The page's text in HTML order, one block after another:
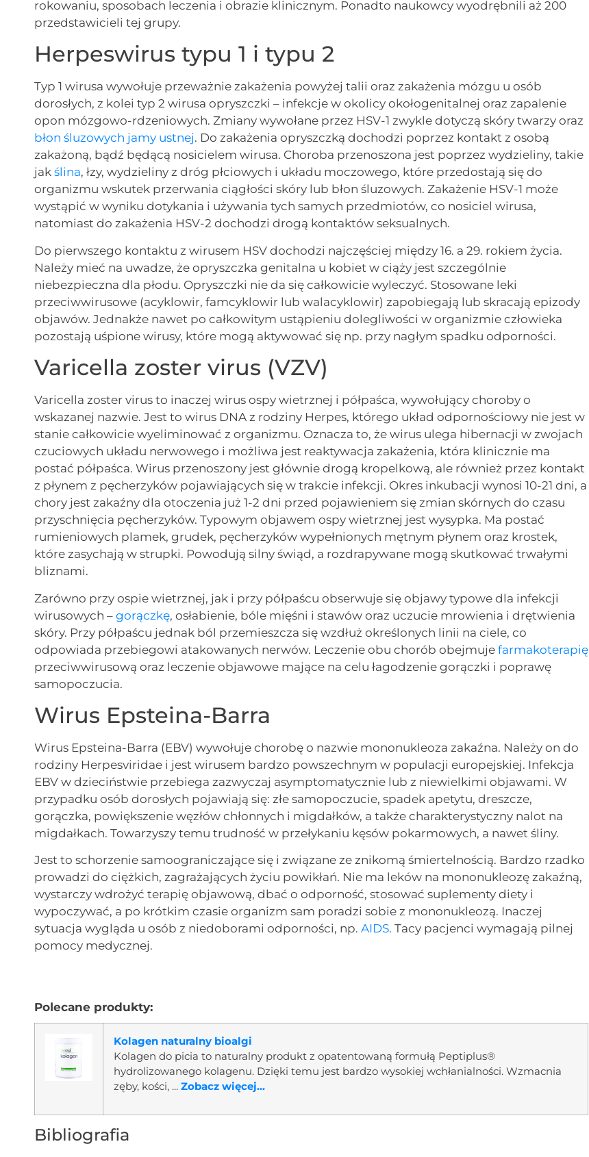
rokowaniu, sposobach leczenia i obrazie klinicznym. Ponadto naukowcy wyodrębnili aż 200
przedstawicieli tej grupy.
Herpeswirus typu 1 i typu 2
Typ 1 wirusa wywołuje przeważnie zakażenia powyżej talii oraz zakażenia mózgu u osób
dorosłych, z kolei typ 2 wirusa opryszczki – infekcje w okolicy okołogenitalnej oraz zapalenie
opon mózgowo-rdzeniowych. Zmiany wywołane przez HSV-1 zwykle dotyczą skóry twarzy oraz
błon śluzowych jamy ustnej. Do zakażenia opryszczką dochodzi poprzez kontakt z osobą
zakażoną, bądź będącą nosicielem wirusa. Choroba przenoszona jest poprzez wydzieliny, takie
jakślina, łzy, wydzieliny z dróg płciowych i układu moczowego, które przedostają się do
organizmu wskutek przerwania ciągłości skóry lub błon śluzowych. Zakażenie HSV-1 może
wystąpić w wyniku dotykania i używania tych samych przedmiotów, co nosiciel wirusa,
natomiast do zakażenia HSV-2 dochodzi drogą kontaktów seksualnych.
Do pierwszego kontaktu z wirusem HSV dochodzi najczęściej między 16. a 29. rokiem życia.
Należy mieć na uwadze, że opryszczka genitalna u kobiet w ciąży jest szczególnie
niebezpieczna dla płodu. Opryszczki nie da się całkowicie wyleczyć. Stosowane leki
przeciwwirusowe (acyklowir, famcyklowir lub walacyklowir) zapobiegają lub skracają epizody
objawów. Jednakże nawet po całkowitym ustąpieniu dolegliwości w organizmie człowieka
pozostają uśpione wirusy, które mogą aktywować się np. przy nagłym spadku odporności.
Varicella zoster virus (VZV)
Varicella zoster virus to inaczej wirus ospy wietrznej i półpaśca, wywołujący choroby o
wskazanej nazwie. Jest to wirus DNA z rodziny Herpes, którego układ odpornościowy nie jest w
stanie całkowicie wyeliminować z organizmu. Oznacza to, że wirus ulega hibernacji w zwojach
czuciowych układu nerwowego i możliwa jest reaktywacja zakażenia, która klinicznie ma
postać półpaśca. Wirus przenoszony jest głównie drogą kropelkową, ale również przez kontakt
z płynem z pęcherzyków pojawiających się w trakcie infekcji. Okres inkubacji wynosi 10-21 dni, a
chory jest zakaźny dla otoczenia już 1-2 dni przed pojawieniem się zmian skórnych do czasu
przyschnięcia pęcherzyków. Typowym objawem ospy wietrznej jest wysypka. Ma postać
rumieniowych plamek, grudek, pęcherzyków wypełnionych mętnym płynem oraz krostek,
które zasychają w strupki. Powodują silny świąd, a rozdrapywane mogą skutkować trwałymi
bliznami.
Zarówno przy ospie wietrznej, jak i przy półpaścu obserwuje się objawy typowe dla infekcji
wirusowych –gorączkę, osłabienie, bóle mięśni i stawów oraz uczucie mrowienia i drętwienia
skóry. Przy półpaścu jednak ból przemieszcza się wzdłuż określonych linii na ciele, co
odpowiada przebiegowi atakowanych nerwów. Leczenie obu chorób obejmujefarmakoterapię
przeciwwirusową oraz leczenie objawowe mające na celu łagodzenie gorączki i poprawę
samopoczucia.
Wirus Epsteina-Barra
Wirus Epsteina-Barra (EBV) wywołuje chorobę o nazwie mononukleoza zakaźna. Należy on do
rodziny Herpesviridae i jest wirusem bardzo powszechnym w populacji europejskiej. Infekcja
EBV w dzieciństwie przebiega zazwyczaj asymptomatycznie lub z niewielkimi objawami. W
przypadku osób dorosłych pojawiają się: złe samopoczucie, spadek apetytu, dreszcze,
gorączka, powiększenie węzłów chłonnych i migdałków, a także charakterystyczny nalot na
migdałkach. Towarzyszy temu trudność w przełykaniu kęsów pokarmowych, a nawet śliny.
Jest to schorzenie samoograniczające się i związane ze znikomą śmiertelnością. Bardzo rzadko
prowadzi do ciężkich, zagrażających życiu powikłań. Nie ma leków na mononukleozę zakaźną,
wystarczy wdrożyć terapię objawową, dbać o odporność, stosować suplementy diety i
wypoczywać, a po krótkim czasie organizm sam poradzi sobie z mononukleozą. Inaczej
sytuacja wygląda u osób z niedoborami odporności, np.AIDS. Tacy pacjenci wymagają pilnej
pomocy medycznej.
Polecane produkty:
Kolagen naturalny bioalgi
Kolagen do picia to naturalny produkt z opatentowaną formułą Peptiplus®
hydrolizowanego kolagenu. Dzięki temu jest bardzo wysokiej wchłanialności. Wzmacnia
zęby, kości, ...Zobacz więcej...
Bibliografia